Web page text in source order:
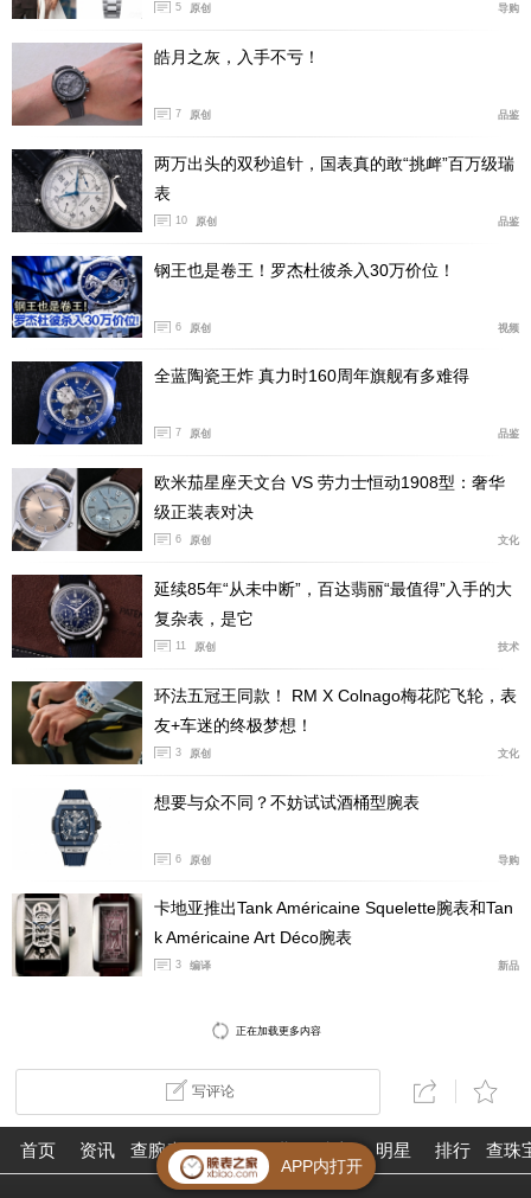
2755 QP机芯具有三问报时（通过8时位置的滑杆启
动）、万年历、陀飞轮、和动储显示（机芯背面）功能，
其中三问报时装置配备向心飞行报时调速器，在运行过程
中完全静音，且能有效避免长期运行导致的过度磨损，确
保报时音律清晰悦耳。该机芯经过NAC润饰，在惯性砝码
上镌刻品牌创始人Jean-Marc Vacheron的姓名首字母，并
5 原创 导购
皓月之灰，入手不亏！
7 原创 品鉴
两万出头的双秒追针，国表真的敢“挑衅”百万级瑞
表
10 原创 品鉴
钢王也是卷王！罗杰杜彼杀入30万价位！
6 原创 视频
全蓝陶瓷王炸 真力时160周年旗舰有多难得
7 原创 品鉴
欧米茄星座天文台 VS 劳力士恒动1908型：奢华
级正装表对决
6 原创 文化
延续85年“从未中断”，百达翡丽“最值得”入手的大
复杂表，是它
11 原创 技术
环法五冠王同款！ RM X Colnago梅花陀飞轮，表
友+车迷的终极梦想！
3 原创 文化
想要与众不同？不妨试试酒桶型腕表
6 原创 导购
卡地亚推出Tank Américaine Squelette腕表和Tan
k Américaine Art Déco腕表
3 编译 新品
正在加载更多内容
写评论
首页 资讯 查腕表 论坛 作业 明星 排行 查珠
APP内打开